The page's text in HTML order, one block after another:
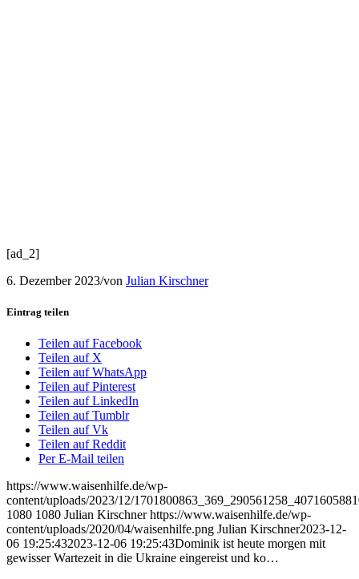
[ad_2]
6. Dezember 2023/von Julian Kirschner
Eintrag teilen
Teilen auf Facebook
Teilen auf X
Teilen auf WhatsApp
Teilen auf Pinterest
Teilen auf LinkedIn
Teilen auf Tumblr
Teilen auf Vk
Teilen auf Reddit
Per E-Mail teilen
https://www.waisenhilfe.de/wp-
content/uploads/2023/12/
1080 1080 Julian Kirschner https://www.waisenhilfe.de/wp-
content/uploads/2020/04/waisenhilfe.png Julian Kirschner2023-12-
06 19:25:432023-12-06 19:25:43Dominik ist heute morgen mit
gewisser Wartezeit in die Ukraine eingereist und ko…